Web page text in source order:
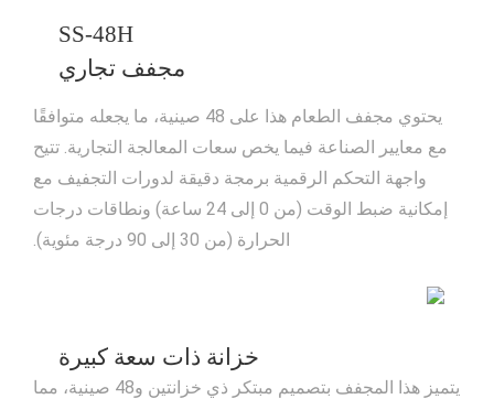
SS-48H
مجفف تجاري
يحتوي مجفف الطعام هذا على 48 صينية، ما يجعله متوافقًا
مع معايير الصناعة فيما يخص سعات المعالجة التجارية. تتيح
واجهة التحكم الرقمية برمجة دقيقة لدورات التجفيف مع
إمكانية ضبط الوقت (من 0 إلى 24 ساعة) ونطاقات درجات
الحرارة (من 30 إلى 90 درجة مئوية).
خزانة ذات سعة كبيرة
يتميز هذا المجفف بتصميم مبتكر ذي خزانتين و48 صينية، مما